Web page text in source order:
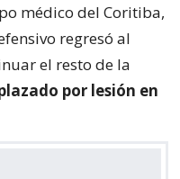
médico del Coritiba,
regresó al
el resto de la
por lesión en